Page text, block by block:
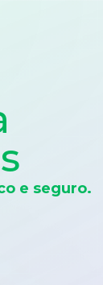
e seguro.